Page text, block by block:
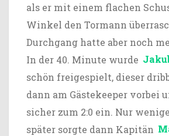
als er mit einem flachen
Winkel den Tormann
Durchgang hatte aber noch
In der 40. Minute wurde
schön freigespielt, dieser
dann am Gästekeeper vorbei
sicher zum 2:0 ein. Nur
später sorgte dann Kapitän